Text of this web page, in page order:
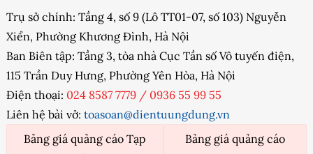
Trụ sở chính: Tầng 4, số 9 (Lô TT01-07, số 103) Nguyễn
Xiển, Phường Khương Đình, Hà Nội
Ban Biên tập: Tầng 3, tòa nhà Cục Tần số Vô tuyến điện,
115 Trần Duy Hưng, Phường Yên Hòa, Hà Nội
Điện thoại: 024 8587 7779 / 0936 55 99 55
Liên hệ bài vở: toasoan@dientuungdung.vn
Bảng giá quảng cáo Tạp
Bảng giá quảng cáo